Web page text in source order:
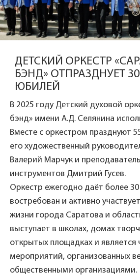
ДЕТСКИЙ ОРКЕСТР
БЭНД» ОТПРАЗДНУЕТ
ЮБИЛЕЙ
В 2025 году Детский духовой
бэнд» имени А.Д. Селянина
Вместе с оркестром празднуют
его художественный
Валерий Марчук и
инструментов Дмитрий Гусев.
Оркестр ежегодно даёт более
востребован и активно
жизни города Саратова и
выступает в школах, домах
открытых площадках и является
мероприятий, организованных
общественными организациями.